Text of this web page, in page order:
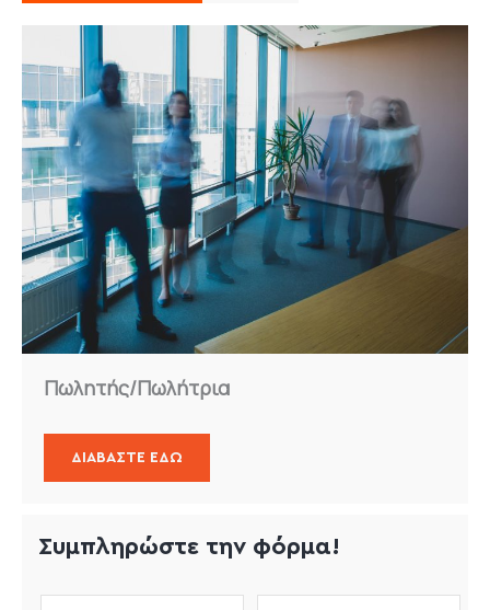
Πωλητής/Πωλήτρια
ΔΙΑΒΑΣΤΕ ΕΔΩ
Συμπληρώστε την φόρμα!